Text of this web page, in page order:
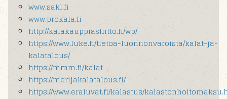
www.sakl.fi
www.prokala.fi
http://kalakauppiasliitto.fi/wp/
https://www.luke.fi/tietoa-luonnonvaroista/kalat-ja-
kalatalous/
https://mmm.fi/kalat
https://merijakalatalous.fi/
https://www.eraluvat.fi/kalastus/